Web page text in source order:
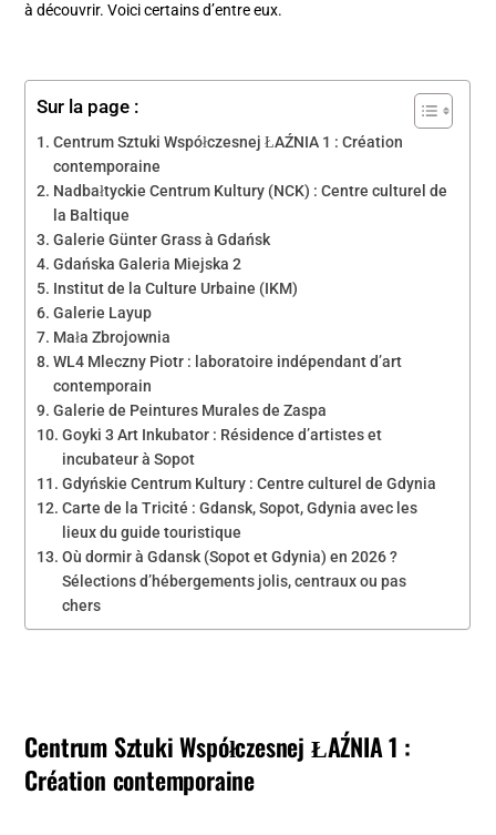
à découvrir. Voici certains d’entre eux.
Sur la page :
Centrum Sztuki Współczesnej ŁAŹNIA 1 : Création
contemporaine
Nadbałtyckie Centrum Kultury (NCK) : Centre culturel de
la Baltique
Galerie Günter Grass à Gdańsk
Gdańska Galeria Miejska 2
Institut de la Culture Urbaine (IKM)
Galerie Layup
Mała Zbrojownia
WL4 Mleczny Piotr : laboratoire indépendant d’art
contemporain
Galerie de Peintures Murales de Zaspa
Goyki 3 Art Inkubator : Résidence d’artistes et
incubateur à Sopot
Gdyńskie Centrum Kultury : Centre culturel de Gdynia
Carte de la Tricité : Gdansk, Sopot, Gdynia avec les
lieux du guide touristique
Où dormir à Gdansk (Sopot et Gdynia) en 2026 ?
Sélections d’hébergements jolis, centraux ou pas
chers
Centrum Sztuki Współczesnej ŁAŹNIA 1 :
Création contemporaine